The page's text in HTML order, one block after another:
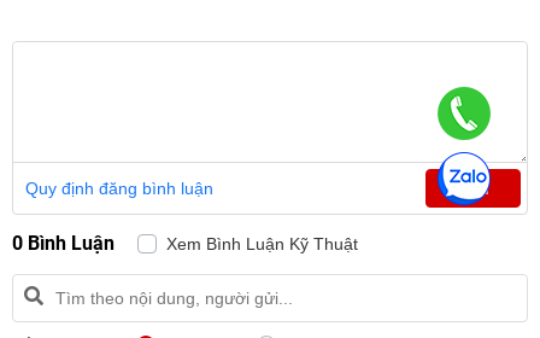
Quy định đăng bình luận GỬI
0 Bình Luận Xem Bình Luận Kỹ Thuật